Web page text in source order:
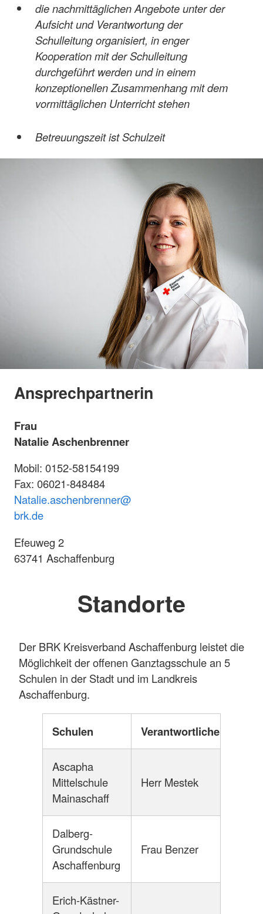
die nachmittäglichen Angebote unter der
Aufsicht und Verantwortung der
Schulleitung organisiert, in enger
Kooperation mit der Schulleitung
durchgeführt werden und in einem
konzeptionellen Zusammenhang mit dem
vormittäglichen Unterricht stehen
Betreuungszeit ist Schulzeit
Ansprechpartnerin
Frau
Natalie Aschenbrenner
Mobil: 0152-58154199
Fax: 06021-848484
Natalie.aschenbrenner@
brk.de
Efeuweg 2
63741 Aschaffenburg
Standorte
Der BRK Kreisverband Aschaffenburg leistet die
Möglichkeit der offenen Ganztagsschule an 5
Schulen in der Stadt und im Landkreis
Aschaffenburg.
Schulen Verantwortliche
Ascapha
Mittelschule
Mainaschaff
Herr Mestek
Dalberg-
Grundschule
Aschaffenburg
Frau Benzer
Erich-Kästner-